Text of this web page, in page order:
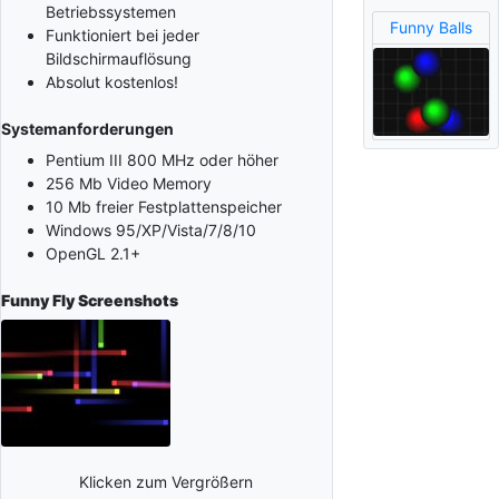
Betriebssystemen
Funktioniert bei jeder
Bildschirmauflösung
Absolut kostenlos!
Systemanforderungen
Pentium III 800 MHz oder höher
256 Mb Video Memory
10 Mb freier Festplattenspeicher
Windows 95/XP/Vista/7/8/10
OpenGL 2.1+
Funny FlyScreenshots
Klicken zum Vergrößern
Funny Balls